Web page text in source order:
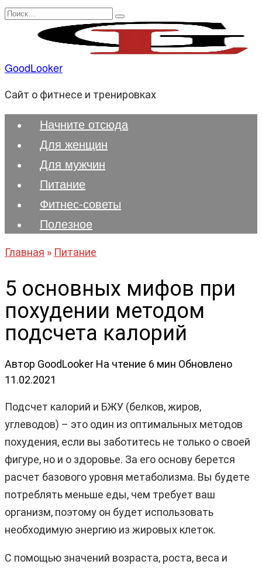
Перейти
содержанию
Search
GoodLooker
Сайт о фитнесе и тренировках
Начните отсюда
Для женщин
Для мужчин
Питание
Фитнес-советы
Полезноe
Главная » Питание
5 основных мифов при
похудении методом
подсчета калорий
Автор GoodLooker На чтение 6 мин Обновлено
11.02.2021
Подсчет калорий и БЖУ (белков, жиров,
углеводов) – это один из оптимальных методов
похудения, если вы заботитесь не только о своей
фигуре, но и о здоровье. За его основу берется
расчет базового уровня метаболизма. Вы будете
потреблять меньше еды, чем требует ваш
организм, поэтому он будет использовать
необходимую энергию из жировых клеток.
С помощью значений возраста, роста, веса и